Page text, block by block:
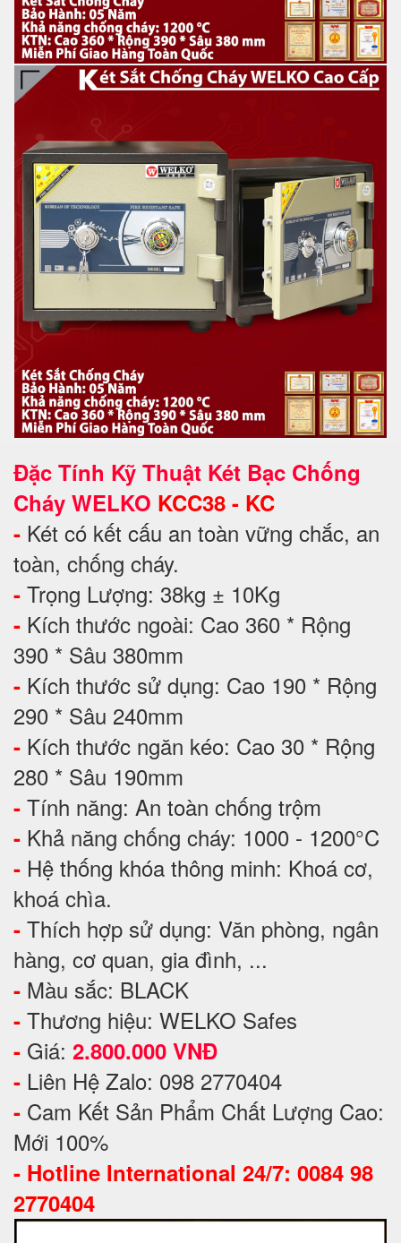
Đặc Tính Kỹ Thuật Két Bạc Chống
Cháy WELKO KCC38 - KC
- Két có kết cấu an toàn vững chắc, an
toàn, chống cháy.
- Trọng Lượng: 38kg ± 10Kg
- Kích thước ngoài: Cao 360 * Rộng
390 * Sâu 380mm
- Kích thước sử dụng: Cao 190 * Rộng
290 * Sâu 240mm
- Kích thước ngăn kéo: Cao 30 * Rộng
280 * Sâu 190mm
- Tính năng: An toàn chống trộm
- Khả năng chống cháy: 1000 - 1200°C
- Hệ thống khóa thông minh: Khoá cơ,
khoá chìa.
- Thích hợp sử dụng: Văn phòng, ngân
hàng, cơ quan, gia đình, ...
- Màu sắc: BLACK
- Thương hiệu: WELKO Safes
- Giá: 2.800.000 VNĐ
- Liên Hệ Zalo: 098 2770404
- Cam Kết Sản Phẩm Chất Lượng Cao:
Mới 100%
- Hotline International 24/7: 0084 98
2770404